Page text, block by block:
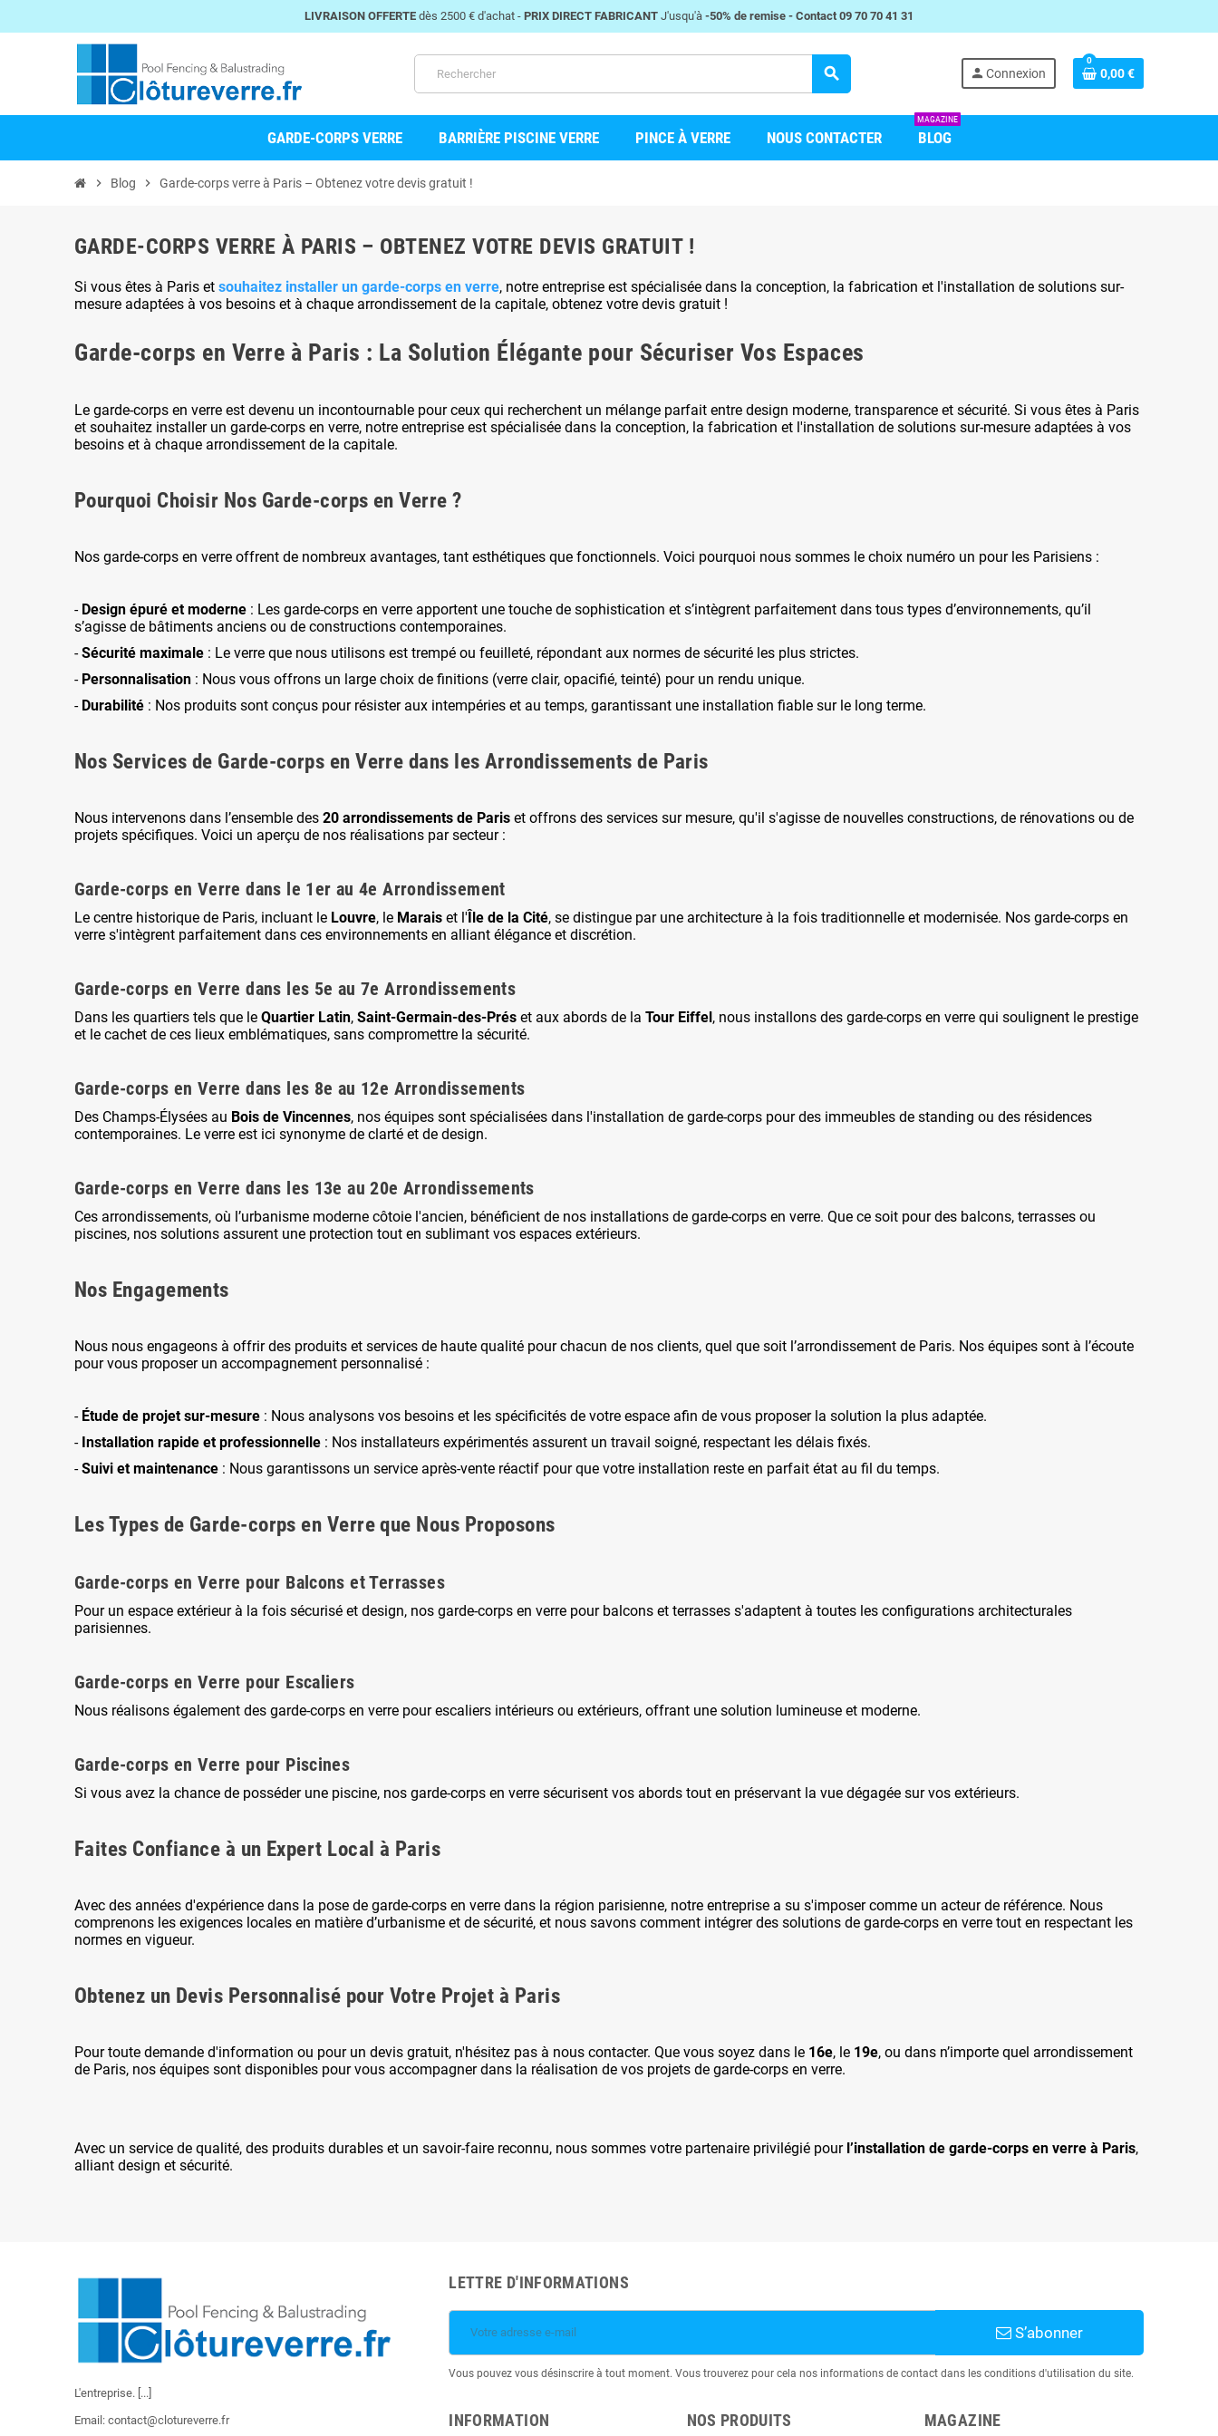
LIVRAISON OFFERTE dès 2500 € d'achat - PRIX DIRECT FABRICANT J'usqu'à -50% de remise - Contact 09 70 70 41 31
search person Connexion
0
0,00 €
GARDE-CORPS VERRE BARRIÈRE PISCINE VERRE PINCE À VERRE NOUS CONTACTER BLOG
MAGAZINE
chevron_right Blog chevron_right Garde-corps verre à Paris – Obtenez votre devis gratuit !
GARDE-CORPS VERRE À PARIS – OBTENEZ VOTRE DEVIS GRATUIT !
Si vous êtes à Paris et souhaitez installer un garde-corps en verre, notre entreprise est spécialisée dans la conception, la fabrication et l'installation de solutions sur-
mesure adaptées à vos besoins et à chaque arrondissement de la capitale, obtenez votre devis gratuit !
Garde-corps en Verre à Paris : La Solution Élégante pour Sécuriser Vos Espaces
Le garde-corps en verre est devenu un incontournable pour ceux qui recherchent un mélange parfait entre design moderne, transparence et sécurité. Si vous êtes à Paris
et souhaitez installer un garde-corps en verre, notre entreprise est spécialisée dans la conception, la fabrication et l'installation de solutions sur-mesure adaptées à vos
besoins et à chaque arrondissement de la capitale.
Pourquoi Choisir Nos Garde-corps en Verre ?
Nos garde-corps en verre offrent de nombreux avantages, tant esthétiques que fonctionnels. Voici pourquoi nous sommes le choix numéro un pour les Parisiens :
- Design épuré et moderne : Les garde-corps en verre apportent une touche de sophistication et s’intègrent parfaitement dans tous types d’environnements, qu’il
s’agisse de bâtiments anciens ou de constructions contemporaines.
-Sécurité maximale : Le verre que nous utilisons est trempé ou feuilleté, répondant aux normes de sécurité les plus strictes.
- Personnalisation : Nous vous offrons un large choix de finitions (verre clair, opacifié, teinté) pour un rendu unique.
- Durabilité : Nos produits sont conçus pour résister aux intempéries et au temps, garantissant une installation fiable sur le long terme.
Nos Services de Garde-corps en Verre dans les Arrondissements de Paris
Nous intervenons dans l’ensemble des 20 arrondissements de Paris et offrons des services sur mesure, qu'il s'agisse de nouvelles constructions, de rénovations ou de
projets spécifiques. Voici un aperçu de nos réalisations par secteur :
Garde-corps en Verre dans le 1er au 4e Arrondissement
Le centre historique de Paris, incluant le Louvre, le Marais et l'Île de la Cité, se distingue par une architecture à la fois traditionnelle et modernisée. Nos garde-corps en
verre s'intègrent parfaitement dans ces environnements en alliant élégance et discrétion.
Garde-corps en Verre dans les 5e au 7e Arrondissements
Dans les quartiers tels que le Quartier Latin, Saint-Germain-des-Prés et aux abords de la Tour Eiffel, nous installons des garde-corps en verre qui soulignent le prestige
et le cachet de ces lieux emblématiques, sans compromettre la sécurité.
Garde-corps en Verre dans les 8e au 12e Arrondissements
Des Champs-Élysées au Bois de Vincennes, nos équipes sont spécialisées dans l'installation de garde-corps pour des immeubles de standing ou des résidences
contemporaines. Le verre est ici synonyme de clarté et de design.
Garde-corps en Verre dans les 13e au 20e Arrondissements
Ces arrondissements, où l’urbanisme moderne côtoie l'ancien, bénéficient de nos installations de garde-corps en verre. Que ce soit pour des balcons, terrasses ou
piscines, nos solutions assurent une protection tout en sublimant vos espaces extérieurs.
Nos Engagements
Nous nous engageons à offrir des produits et services de haute qualité pour chacun de nos clients, quel que soit l’arrondissement de Paris. Nos équipes sont à l’écoute
pour vous proposer un accompagnement personnalisé :
- Étude de projet sur-mesure : Nous analysons vos besoins et les spécificités de votre espace afin de vous proposer la solution la plus adaptée.
- Installation rapide et professionnelle : Nos installateurs expérimentés assurent un travail soigné, respectant les délais fixés.
-Suivi et maintenance : Nous garantissons un service après-vente réactif pour que votre installation reste en parfait état au fil du temps.
Les Types de Garde-corps en Verre que Nous Proposons
Garde-corps en Verre pour Balcons et Terrasses
Pour un espace extérieur à la fois sécurisé et design, nos garde-corps en verre pour balcons et terrasses s'adaptent à toutes les configurations architecturales
parisiennes.
Garde-corps en Verre pour Escaliers
Nous réalisons également des garde-corps en verre pour escaliers intérieurs ou extérieurs, offrant une solution lumineuse et moderne.
Garde-corps en Verre pour Piscines
Si vous avez la chance de posséder une piscine, nos garde-corps en verre sécurisent vos abords tout en préservant la vue dégagée sur vos extérieurs.
Faites Confiance à un Expert Local à Paris
Avec des années d'expérience dans la pose de garde-corps en verre dans la région parisienne, notre entreprise a su s'imposer comme un acteur de référence. Nous
comprenons les exigences locales en matière d’urbanisme et de sécurité, et nous savons comment intégrer des solutions de garde-corps en verre tout en respectant les
normes en vigueur.
Obtenez un Devis Personnalisé pour Votre Projet à Paris
Pour toute demande d'information ou pour un devis gratuit, n'hésitez pas à nous contacter. Que vous soyez dans le 16e, le 19e, ou dans n’importe quel arrondissement
de Paris, nos équipes sont disponibles pour vous accompagner dans la réalisation de vos projets de garde-corps en verre.
Avec un service de qualité, des produits durables et un savoir-faire reconnu, nous sommes votre partenaire privilégié pour l’installation de garde-corps en verre à Paris,
alliant design et sécurité.
L'entreprise. [...]
Email: contact@clotureverre.fr
LETTRE D'INFORMATIONS
S’abonner
Vous pouvez vous désinscrire à tout moment. Vous trouverez pour cela nos informations de contact dans les conditions d'utilisation du site.
INFORMATION NOS PRODUITS MAGAZINE